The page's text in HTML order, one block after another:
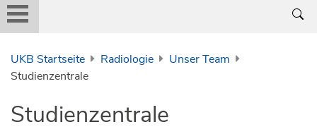
UKB Startseite Radiologie
Unser Team
Studienzentrale
Studienzentrale